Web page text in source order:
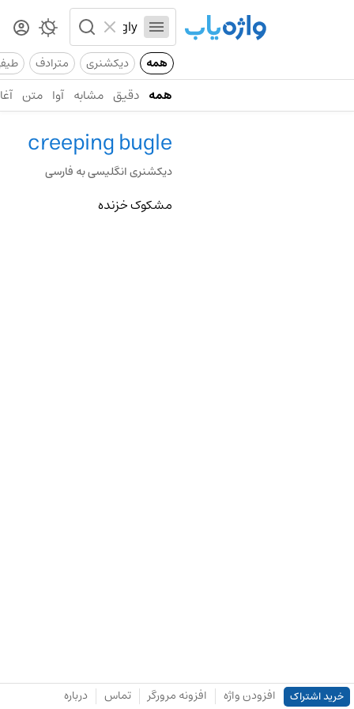
همه دیکشنری مترادف
همه دقیق مشابه آوا متن
creeping bugle
دیکشنری انگلیسی به فارسی
مشکوک خزنده
خرید اشتراک افزودن واژه افزونه مرورگر تماس درباره